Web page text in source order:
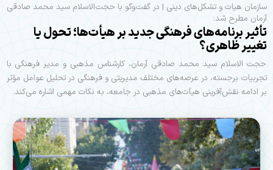
سازمان هیات و تشکل‌های دینی | در گفت‌وگو با حجت‌الاسلام سید محمد صادقی
آرمان مطرح شد:
تأثیر برنامه‌های فرهنگی جدید بر هیأت‌ها؛ تحول یا
تغییر ظاهری؟
حجت الاسلام سید محمد صادقی آرمان، کارشناس مذهبی و مدیر فرهنگی با
تجربیات برجسته، در عرصه‌های مختلف مدیریتی و فرهنگی در تحلیل عوامل مؤثر
بر ادامه نقش‌آفرینی هیأت‌های مذهبی در جامعه، به نکات مهمی اشاره می‌کند.